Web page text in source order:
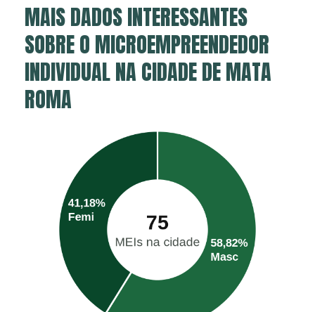
MAIS DADOS INTERESSANTES
SOBRE O MICROEMPREENDEDOR
INDIVIDUAL NA CIDADE DE MATA
ROMA